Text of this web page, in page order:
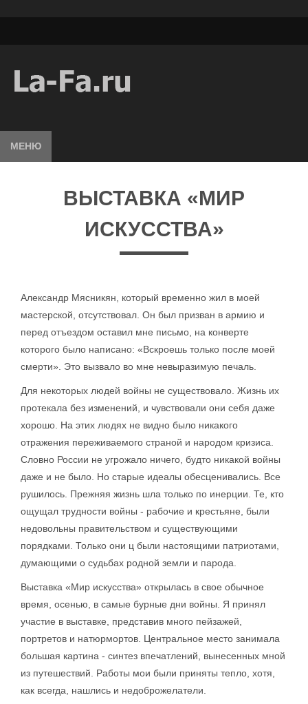
МЕНЮ
ВЫСТАВКА «МИР
ИСКУССТВА»
Александр Мясникян, который временно жил в моей
мастерской, отсутствовал. Он был призван в армию и
перед отъездом оставил мне письмо, на конверте
которого было написано: «Вскроешь только после моей
смерти». Это вызвало во мне невыразимую печаль.
Для некоторых людей войны не существовало. Жизнь их
протекала без изменений, и чувствовали они себя даже
хорошо. На этих людях не видно было никакого
отражения переживаемого страной и народом кризиса.
Словно России не угрожало ничего, будто никакой войны
даже и не было. Но старые идеалы обесценивались. Все
рушилось. Прежняя жизнь шла только по инерции. Те, кто
ощущал трудности войны - рабочие и крестьяне, были
недовольны правительством и существующими
порядками. Только они ц были настоящими патриотами,
думающими о судьбах родной земли и парода.
Выставка «Мир искусства» открылась в свое обычное
время, осенью, в самые бурные дни войны. Я принял
участие в выставке, представив много пейзажей,
портретов и натюрмортов. Центральное место занимала
большая картина - синтез впечатлений, вынесенных мной
из путешествий. Работы мои были приняты тепло, хотя,
как всегда, нашлись и недоброжелатели.